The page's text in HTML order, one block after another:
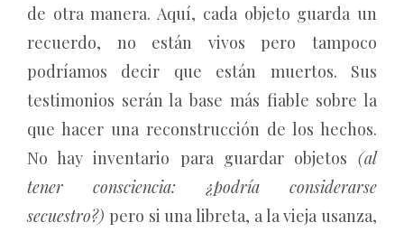
de otra manera. Aquí, cada objeto guarda un
recuerdo, no están vivos pero tampoco
podríamos decir que están muertos. Sus
testimonios serán la base más fiable sobre la
que hacer una reconstrucción de los hechos.
No hay inventario para guardar objetos (al
tener consciencia: ¿podría considerarse
secuestro?) pero si una libreta, a la vieja usanza,